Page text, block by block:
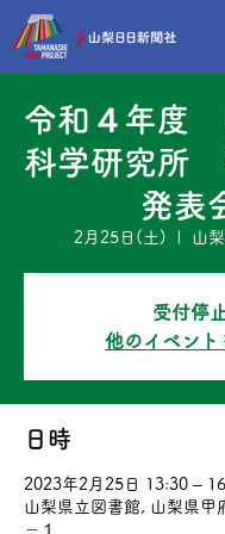
令和４年度
科学研究所
発表
2月25日(土) 山
受付停止
他のイベント
日時
2023年2月25日 13:30 –
山梨県立図書館, 山梨県甲
－１